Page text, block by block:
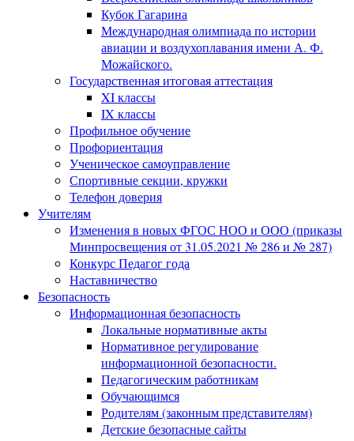
Кубок Гагарина
Международная олимпиада по истории
авиации и воздухоплавания имени А. Ф.
Можайского.
Государственная итоговая аттестация
XI классы
IX классы
Профильное обучение
Профориентация
Ученическое самоуправление
Спортивные секции, кружки
Телефон доверия
Учителям
Изменения в новых ФГОС НОО и ООО (приказы
Минпросвещения от 31.05.2021 № 286 и № 287)
Конкурс Педагог года
Наставничество
Безопасность
Информационная безопасность
Локальные нормативные акты
Нормативное регулирование
информационной безопасности.
Педагогическим работникам
Обучающимся
Родителям (законным представителям)
Детские безопасные сайты